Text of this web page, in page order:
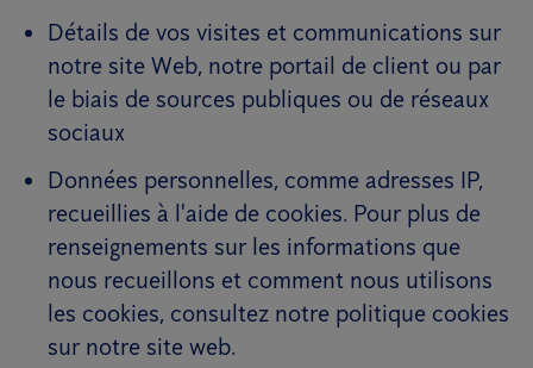
Détails de vos visites et communications sur
notre site Web, notre portail de client ou par
le biais de sources publiques ou de réseaux
sociaux
Données personnelles, comme adresses IP,
recueillies à l'aide de cookies. Pour plus de
renseignements sur les informations que
nous recueillons et comment nous utilisons
les cookies, consultez notre politique cookies
sur notre site web.